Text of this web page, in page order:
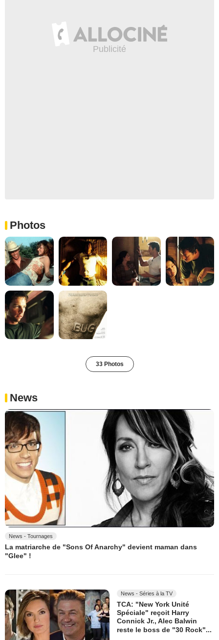
Photos
33 Photos
News
News - Tournages
La matriarche de "Sons Of Anarchy" devient maman dans
"Glee" !
News - Séries à la TV
TCA: "New York Unité
Spéciale" reçoit Harry
Connick Jr., Alec Balwin
reste le boss de "30 Rock"...